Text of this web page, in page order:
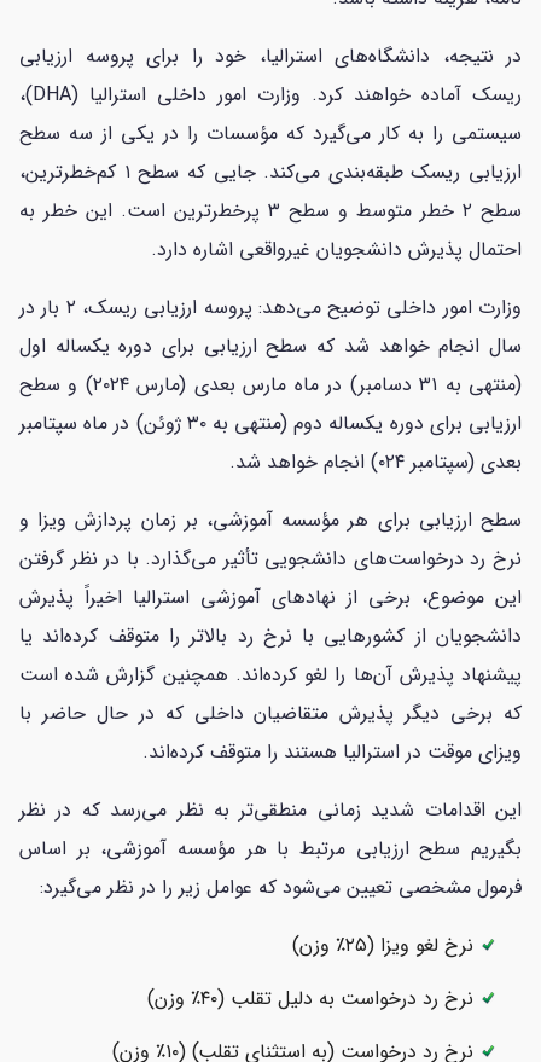
در نتیجه، دانشگاه‌های استرالیا، خود را برای پروسه ارزیابی
ریسک آماده خواهند کرد. وزارت امور داخلی استرالیا (DHA)،
سیستمی را به کار می‌گیرد که مؤسسات را در یکی از سه سطح
ارزیابی ریسک طبقه‌بندی می‌کند. جایی که سطح ۱ کم‌خطرترین،
سطح ۲ خطر متوسط و سطح ۳ پرخطرترین است. این خطر به
احتمال پذیرش دانشجویان غیرواقعی اشاره دارد.
وزارت امور داخلی توضیح می‌دهد: پروسه ارزیابی ریسک، ۲ بار در
سال انجام خواهد شد که سطح ارزیابی برای‌ دوره یکساله اول
(منتهی به ۳۱ دسامبر) در ماه مارس بعدی (مارس ۲۰۲۴) و سطح
ارزیابی برای دوره یکساله دوم (منتهی به ۳۰ ژوئن) در ماه سپتامبر
بعدی (سپتامبر ۰۲۴) انجام خواهد شد.
سطح ارزیابی برای هر مؤسسه آموزشی، بر زمان پردازش ویزا و
نرخ رد درخواست‌های دانشجویی تأثیر می‌گذارد. با در نظر گرفتن
این موضوع، برخی از نهاد‌های آموزشی استرالیا اخیراً پذیرش
دانشجویان از کشور‌هایی با نرخ رد بالاتر را متوقف کرده‌اند یا
پیشنهاد پذیرش آن‌ها را لغو کرده‌اند. همچنین گزارش شده است
که برخی دیگر پذیرش متقاضیان داخلی که در حال حاضر با
ویزای موقت در استرالیا هستند را متوقف کرده‌اند.
این اقدامات شدید زمانی منطقی‌تر به نظر می‌رسد که در نظر
بگیریم سطح ارزیابی مرتبط با هر مؤسسه آموزشی، بر اساس
فرمول مشخصی تعیین می‌شود که عوامل زیر را در نظر می‌گیرد:
نرخ لغو ویزا (۲۵٪ وزن)
نرخ رد درخواست به دلیل تقلب (۴۰٪ وزن)
نرخ رد درخواست (به استثنای تقلب) (۱۰٪ وزن)